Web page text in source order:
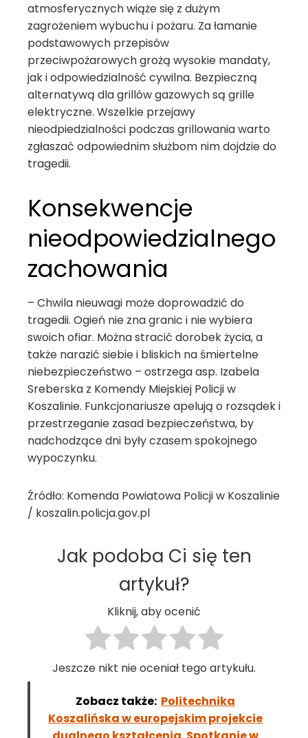
atmosferycznych wiąże się z dużym
zagrożeniem wybuchu i pożaru. Za łamanie
podstawowych przepisów
przeciwpożarowych grożą wysokie mandaty,
jak i odpowiedzialność cywilna. Bezpieczną
alternatywą dla grillów gazowych są grille
elektryczne. Wszelkie przejawy
nieodpiedzialności podczas grillowania warto
zgłaszać odpowiednim służbom nim dojdzie do
tragedii.
Konsekwencje
nieodpowiedzialnego
zachowania
– Chwila nieuwagi może doprowadzić do
tragedii. Ogień nie zna granic i nie wybiera
swoich ofiar. Można stracić dorobek życia, a
także narazić siebie i bliskich na śmiertelne
niebezpieczeństwo – ostrzega asp. Izabela
Sreberska z Komendy Miejskiej Policji w
Koszalinie. Funkcjonariusze apelują o rozsądek i
przestrzeganie zasad bezpieczeństwa, by
nadchodzące dni były czasem spokojnego
wypoczynku.
Źródło: Komenda Powiatowa Policji w Koszalinie
/ koszalin.policja.gov.pl
Jak podoba Ci się ten
artykuł?
Kliknij, aby ocenić
Jeszcze nikt nie oceniał tego artykułu.
Zobacz także: Politechnika
Koszalińska w europejskim projekcie